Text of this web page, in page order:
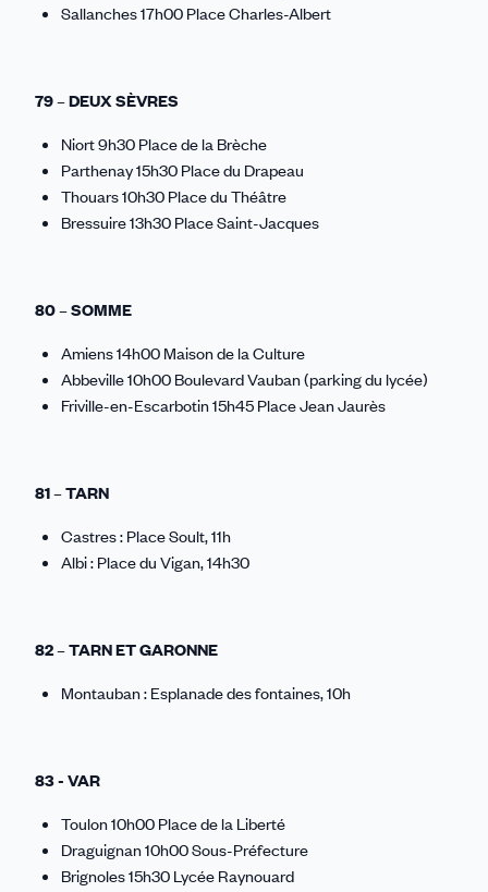
Sallanches 17h00 Place Charles-Albert
79 – DEUX SÈVRES
Niort 9h30 Place de la Brèche
Parthenay 15h30 Place du Drapeau
Thouars 10h30 Place du Théâtre
Bressuire 13h30 Place Saint-Jacques
80 – SOMME
Amiens 14h00 Maison de la Culture
Abbeville 10h00 Boulevard Vauban (parking du lycée)
Friville-en-Escarbotin 15h45 Place Jean Jaurès
81 – TARN
Castres : Place Soult, 11h
Albi : Place du Vigan, 14h30
82 – TARN ET GARONNE
Montauban : Esplanade des fontaines, 10h
83 - VAR
Toulon 10h00 Place de la Liberté
Draguignan 10h00 Sous-Préfecture
Brignoles 15h30 Lycée Raynouard